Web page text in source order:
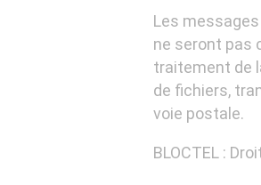
Les
ne seront pas
traitement de
de fichiers,
voie postale.
BLOCTEL :